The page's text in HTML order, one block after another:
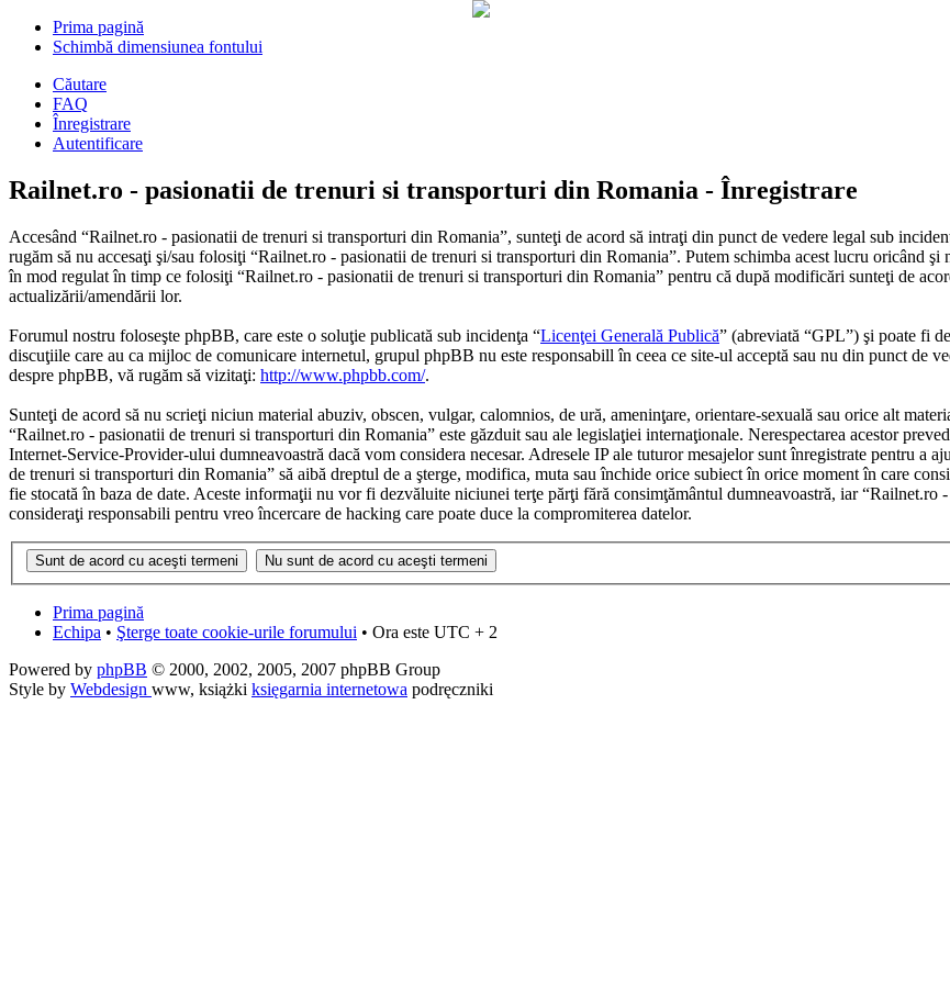
Prima pagină
Schimbă dimensiunea fontului
Căutare
FAQ
Înregistrare
Autentificare
Railnet.ro - pasionatii de trenuri si transporturi din Romania - Înregistrare
Accesând “Railnet.ro - pasionatii de trenuri si transporturi din Romania”, sunteţi de acord să intraţi din punct de vedere legal sub
rugăm să nu accesaţi şi/sau folosiţi “Railnet.ro - pasionatii de trenuri si transporturi din Romania”. Putem schimba acest lucru oricând
în mod regulat în timp ce folosiţi “Railnet.ro - pasionatii de trenuri si transporturi din Romania” pentru că după modificări sunteţi de
actualizării/amendării lor.
Forumul nostru foloseşte phpBB, care este o soluţie publicată sub incidenţa “Licenţei Generală Publică” (abreviată “GPL”) şi poate fi
discuţiile care au ca mijloc de comunicare internetul, grupul phpBB nu este responsabill în ceea ce site-ul acceptă sau nu din punct de
despre phpBB, vă rugăm să vizitaţi: http://www.phpbb.com/.
Sunteţi de acord să nu scrieţi niciun material abuziv, obscen, vulgar, calomnios, de ură, ameninţare, orientare-sexuală sau orice alt
“Railnet.ro - pasionatii de trenuri si transporturi din Romania” este găzduit sau ale legislaţiei internaţionale. Nerespectarea acestor
Internet-Service-Provider-ului dumneavoastră dacă vom considera necesar. Adresele IP ale tuturor mesajelor sunt înregistrate pentru a
de trenuri si transporturi din Romania” să aibă dreptul de a şterge, modifica, muta sau închide orice subiect în orice moment în care
fie stocată în baza de date. Aceste informaţii nu vor fi dezvăluite niciunei terţe părţi fără consimţământul dumneavoastră, iar
consideraţi responsabili pentru vreo încercare de hacking care poate duce la compromiterea datelor.
Prima pagină
Echipa • Şterge toate cookie-urile forumului • Ora este UTC + 2
Powered by phpBB © 2000, 2002, 2005, 2007 phpBB Group
Style by Webdesign www, książki księgarnia internetowa podręczniki